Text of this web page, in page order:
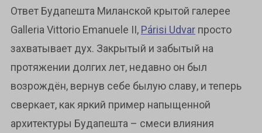
Ответ Будапешта Миланской крытой галерее
Galleria Vittorio Emanuele II, Párisi Udvar просто
захватывает дух. Закрытый и забытый на
протяжении долгих лет, недавно он был
возрождён, вернув себе былую славу, и теперь
сверкает, как яркий пример напыщенной
архитектуры Будапешта – смеси влияния